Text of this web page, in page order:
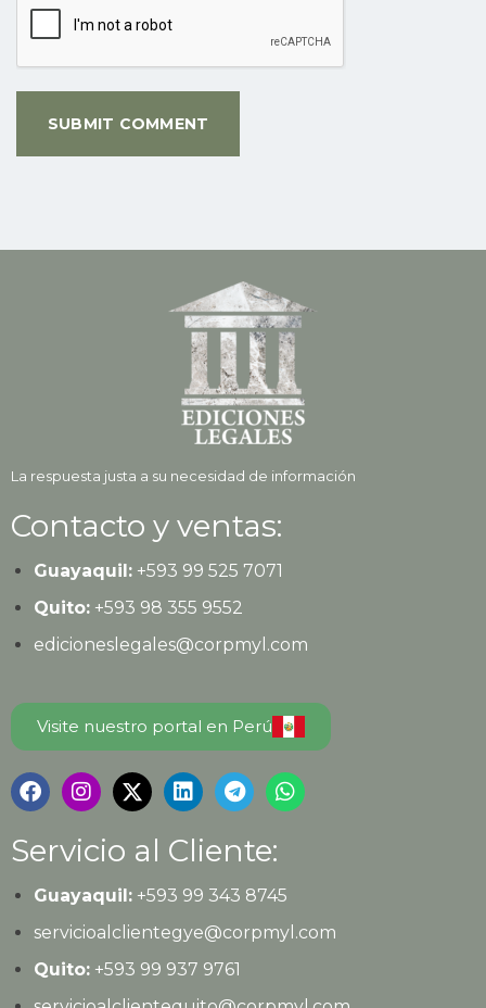
La respuesta justa a su necesidad de información
Contacto y ventas:
Guayaquil:+593 99 525 7071
Quito:+593 98 355 9552
edicioneslegales@corpmyl.com
Visite nuestro portal en Perú
Servicio al Cliente:
Guayaquil:+593 99 343 8745
servicioalclientegye@corpmyl.com
Quito:+593 99 937 9761